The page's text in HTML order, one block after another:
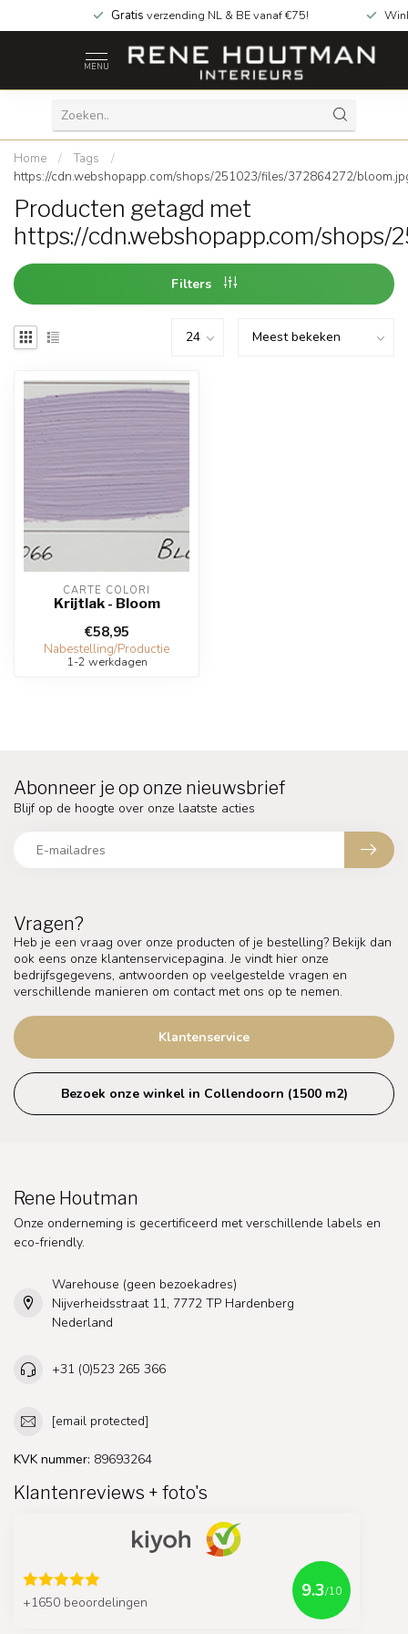
Gratis verzending NL & BE vanaf €75!
MENU
Home / Tags
/
https://cdn.webshopapp.com/shops/251023/files/372864272/
Producten getagd met
https://cdn.webshopapp.com/
Filters
CARTE COLORI
Krijtlak - Bloom
€58,95
Nabestelling/Productie
1-2 werkdagen
Vragen?
Heb je een vraag over onze producten of je bestelling? Bekijk dan
ook eens onze klantenservicepagina. Je vindt hier onze
bedrijfsgegevens, antwoorden op veelgestelde vragen en
verschillende manieren om contact met ons op te nemen.
Klantenservice
Bezoek onze winkel in Collendoorn (1500 m2)
Abonneer je op onze nieuwsbrief
Blijf op de hoogte over onze laatste acties
Rene Houtman
Onze onderneming is gecertificeerd met verschillende labels en
eco-friendly.
Warehouse (geen bezoekadres)
Nijverheidsstraat 11, 7772 TP Hardenberg
Nederland
+31 (0)523 265 366
[email protected]
KVK nummer: 89693264
Klantenreviews + foto's
+1650 beoordelingen
9.3/10